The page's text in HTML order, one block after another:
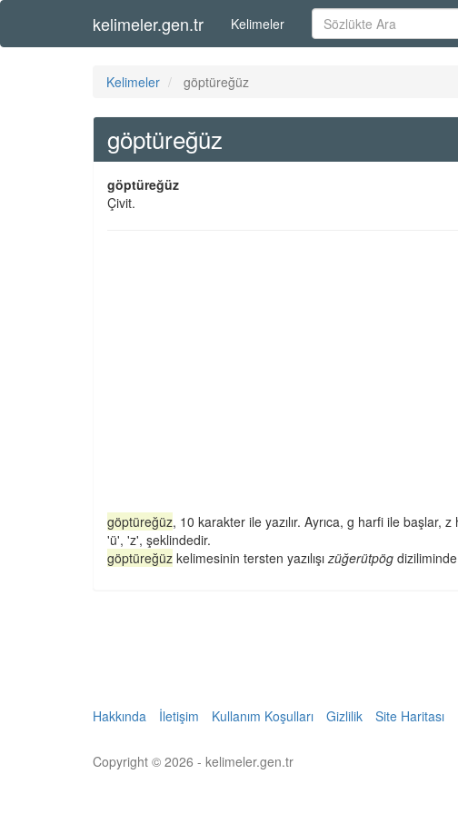
kelimeler.gen.tr Kelimeler
Kelimeler göptüreğüz
göptüreğüz
göptüreğüz
Çivit.
göptüreğüz, 10 karakter ile yazılır. Ayrıca, g harfi ile başlar,
'ü', 'z', şeklindedir.
göptüreğüz kelimesinin tersten yazılışızüğerütpög
Hakkında İletişim Kullanım Koşulları Gizlilik Site Haritası
Copyright © 2026 - kelimeler.gen.tr